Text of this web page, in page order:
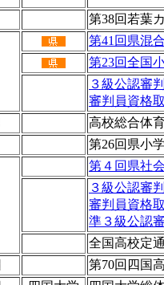
第38回若葉
第41回県混
第23回全国
３級公認審
審判員資格
高校総合体
第26回県小
第４回県社
３級公認審
審判員資格
準３級公認
全国高校定
第70回四国